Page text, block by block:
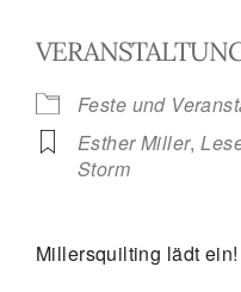
Feste und
Esther Miller,
Storm
Millersquilting lädt ein!